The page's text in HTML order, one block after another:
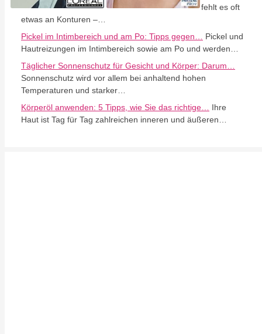
fehlt es oft
etwas an Konturen –…
Pickel im Intimbereich und am Po: Tipps gegen…
Pickel und
Hautreizungen im Intimbereich sowie am Po und werden…
Täglicher Sonnenschutz für Gesicht und Körper: Darum…
Sonnenschutz wird vor allem bei anhaltend hohen
Temperaturen und starker…
Körperöl anwenden: 5 Tipps, wie Sie das richtige…
Ihre
Haut ist Tag für Tag zahlreichen inneren und äußeren…